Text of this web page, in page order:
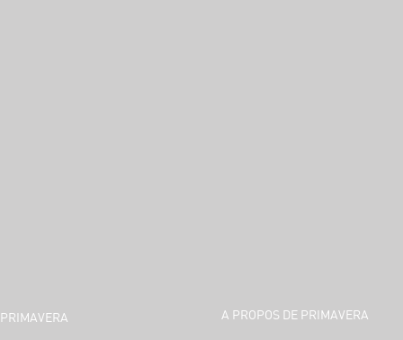
PRIMAVERA
A PROPOS DE PRIMAVERA